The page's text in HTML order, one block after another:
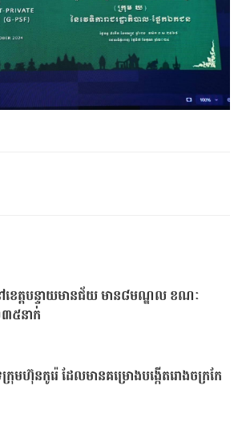
ខេត្តបន្ទាយមានជ័យ មាន៨មណ្ឌល ខណៈ
៥នាក់
ក្រុមហ៊ុនកូរ៉េ ដែលមានគម្រោងបង្កើតរោងចក្រកែ